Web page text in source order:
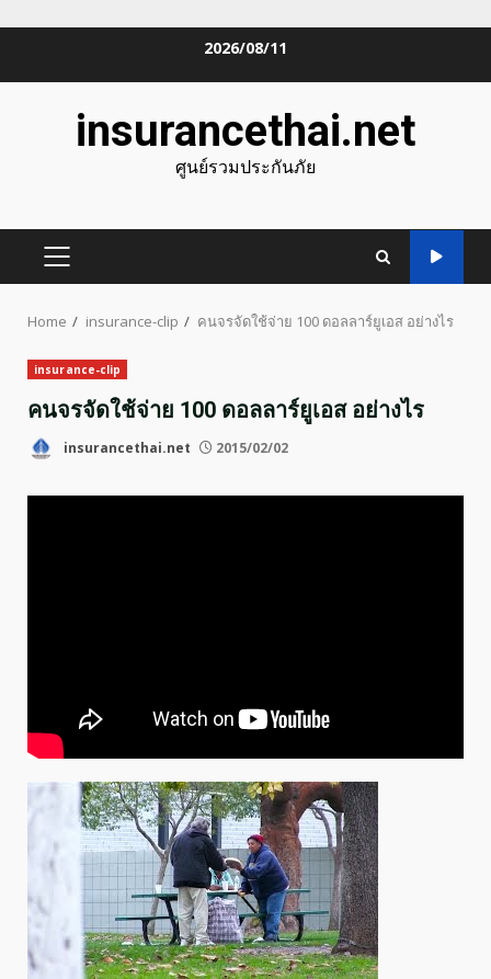
2026/08/11
insurancethai.net
ศูนย์รวมประกันภัย
PRIMARY
Home insurance-clip คนจรจัดใช้จ่าย 100 ดอลลาร์ยูเอส อย่างไร
insurance-clip
คนจรจัดใช้จ่าย 100 ดอลลาร์ยูเอส อย่างไร
insurancethai.net 2015/02/02